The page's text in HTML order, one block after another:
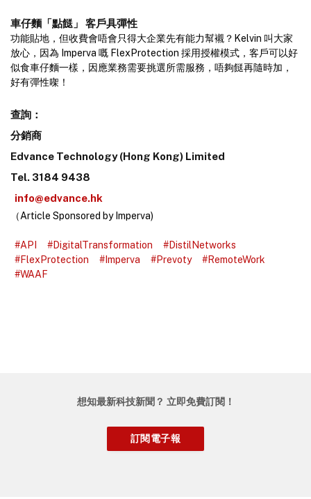
車仔麵「點餸」 客戶具彈性
功能貼地，但收費會唔會只得大企業先有能力幫襯？Kelvin 叫大家
放心，因為 Imperva 嘅 FlexProtection 採用授權模式，客戶可以好
似食車仔麵一樣，因應業務需要挑選所需服務，唔夠餸再隨時加，
好有彈性㗎！
查詢：
分銷商
Edvance Technology (Hong Kong) Limited
Tel. 3184 9438
info@edvance.hk
（Article Sponsored by Imperva)
#API #DigitalTransformation
#DistilNetworks
#FlexProtection
#Imperva #Prevoty
#RemoteWork
#WAAF
想知最新科技新聞？ 立即免費訂閱！